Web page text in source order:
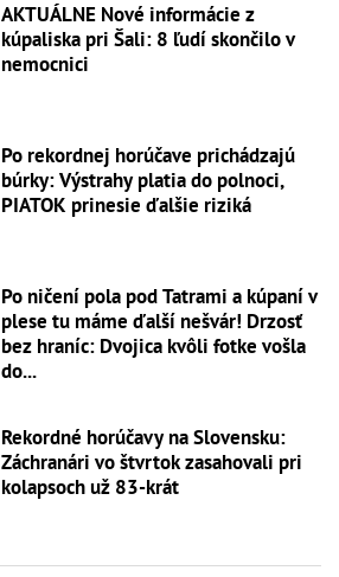
AKTUÁLNE Nové informácie z
kúpaliska pri Šali: 8 ľudí skončilo v
nemocnici
Po rekordnej horúčave prichádzajú
búrky: Výstrahy platia do polnoci,
PIATOK prinesie ďalšie riziká
Po ničení pola pod Tatrami a kúpaní v
plese tu máme ďalší nešvár! Drzosť
bez hraníc: Dvojica kvôli fotke vošla
do...
Rekordné horúčavy na Slovensku:
Záchranári vo štvrtok zasahovali pri
kolapsoch už 83-krát